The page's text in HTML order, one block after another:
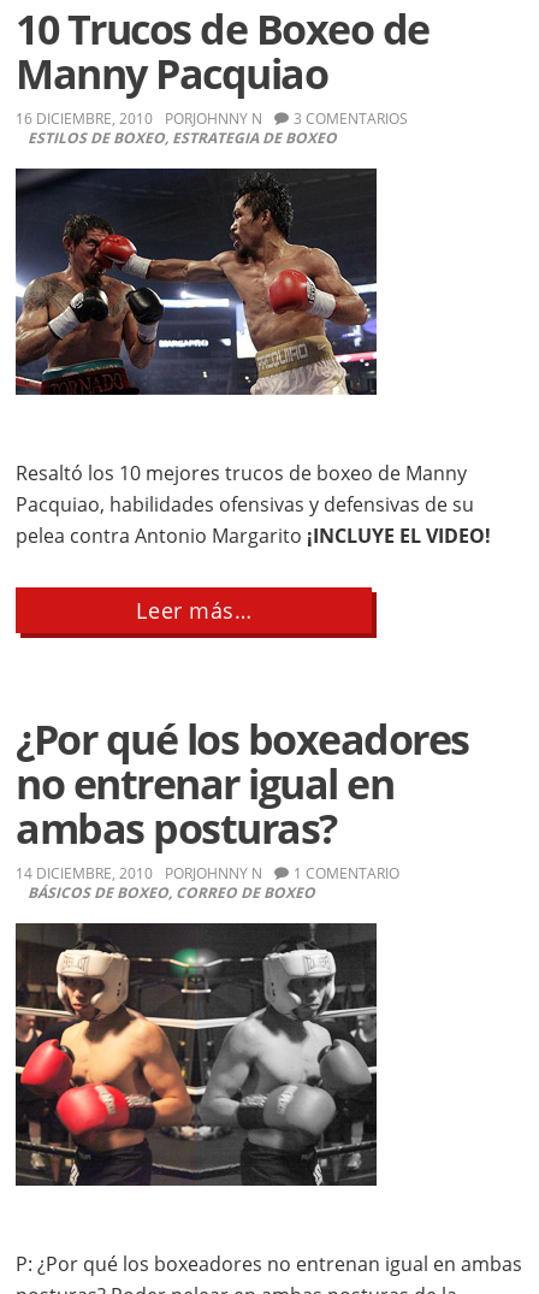
rápidos
o
golpes
fuertes?
10 Trucos de Boxeo de
Manny Pacquiao
16 DICIEMBRE, 2010 PORJOHNNY N
ESTILOS DE BOXEO, ESTRATEGIA DE BOXEO
3 COMENTARIOS
Resaltó los 10 mejores trucos de boxeo de Manny
Pacquiao, habilidades ofensivas y defensivas de su
pelea contra Antonio Margarito ¡INCLUYE EL VIDEO!
Leer más…
10
de
Manny
Pacquiao
¿Por qué los boxeadores
no entrenar igual en
ambas posturas?
14 DICIEMBRE, 2010 PORJOHNNY N
BÁSICOS DE BOXEO, CORREO DE BOXEO
1 COMENTARIO
P: ¿Por qué los boxeadores no entrenan igual en ambas